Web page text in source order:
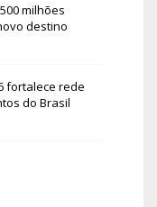
milhões
destino
fortalece rede
do Brasil